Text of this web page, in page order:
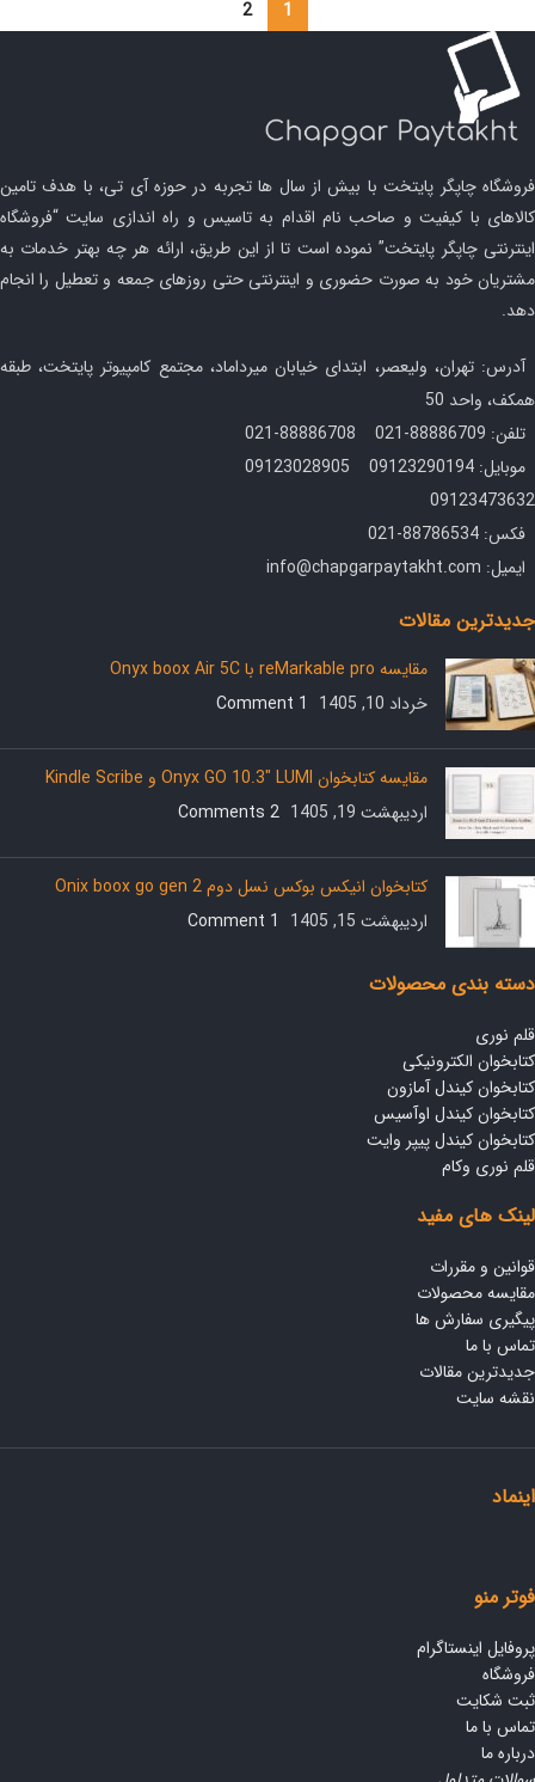
1
2
فروشگاه چاپگر پایتخت با بیش از سال ها تجربه در حوزه آی تی، با هدف تامین
کالاهای با کیفیت و صاحب نام اقدام به تاسیس و راه اندازی سایت “فروشگاه
اینترنتی چاپگر پایتخت” نموده است تا از این طریق، ارائه هر چه بهتر خدمات به
مشتریان خود به صورت حضوری و اینترنتی حتی روزهای جمعه و تعطیل را انجام
دهد.
آدرس: تهران، ولیعصر، ابتدای خیابان میرداماد، مجتمع کامپیوتر پایتخت، طبقه
همکف، واحد 50
تلفن: 88886709-021 88886708-021
موبایل: 09123290194 09123028905
09123473632
فکس: 88786534-021
ایمیل: info@chapgarpaytakht.com
جدیدترین مقالات
مقایسه reMarkable pro با Onyx boox Air 5C
خرداد 10, 1405
1 Comment
مقایسه کتابخوان Onyx GO 10.3″ LUMI و Kindle Scribe
اردیبهشت 19, 1405
2 Comments
کتابخوان انیکس بوکس نسل دوم Onix boox go gen 2
اردیبهشت 15, 1405
1 Comment
دسته بندی محصولات
قلم نوری
کتابخوان الکترونیکی
کتابخوان کیندل آمازون
کتابخوان کیندل اوآسیس
کتابخوان کیندل پیپر وایت
قلم نوری وکام
لینک های مفید
قوانین و مقررات
مقایسه محصولات
پیگیری سفارش ها
تماس با ما
جدیدترین مقالات
نقشه سایت
اینماد
فوتر منو
پروفایل اینستاگرام
فروشگاه
ثبت شکایت
تماس با ما
درباره ما